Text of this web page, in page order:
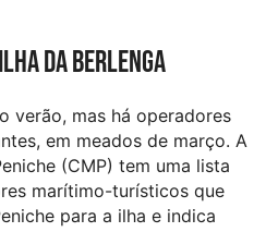
da Berlenga
verão, mas há operadores
em meados de março. A
(CMP) tem uma lista
marítimo-turísticos que
para a ilha e indica